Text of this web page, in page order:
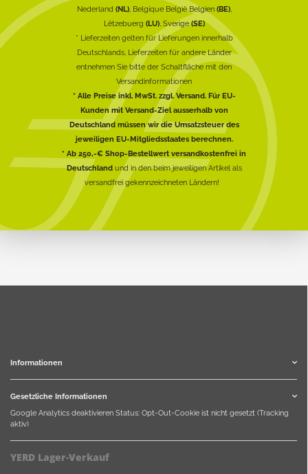
Nederland (NL), Belgique België Belgien (BE),
Lëtzebuerg (LU), Sverige(SE)
* Lieferzeiten gelten für Lieferungen innerhalb
Deutschlands, Lieferzeiten für andere Länder
entnehmen Sie bitte der Schaltfläche mit den
Versandinformationen
* Alle Preise inkl. MwSt. zzgl. Versand. Für EU-
Kunden mit Versand-Ziel ausserhalb von
Deutschland müssen wir die Umsatzsteuer des
jeweiligen EU-Mitgliedsstaates berechnen.
* Ab 250,-€ Shop-Bestellwert versandkostenfrei in
Deutschlandund in den beim jeweiligen Artikel als
versandfrei gekennzeichneten Ländern!
Informationen
Gesetzliche Informationen
Google Analytics deaktivieren Status: Opt-Out-Cookie ist nicht gesetzt (Tracking
aktiv)
YERD Lager-Verkauf